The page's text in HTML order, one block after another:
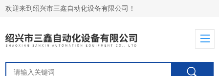
欢迎来到绍兴市三鑫自动化设备有限公司！